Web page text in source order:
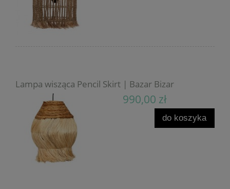
Lampa wisząca Pencil Skirt | Bazar Bizar
990,00 zł
do koszyka